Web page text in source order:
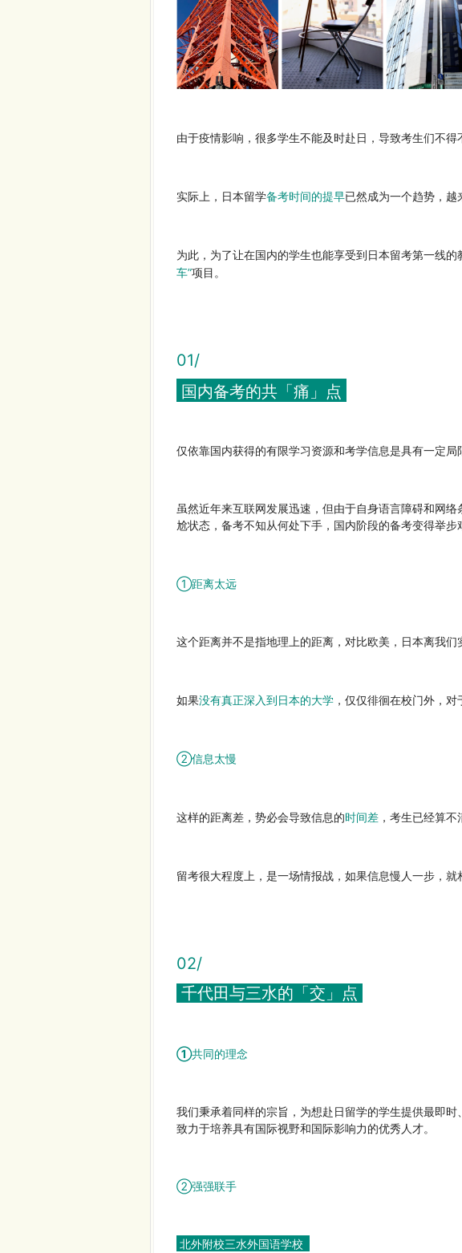
由于疫情影响，很多学生不能及时赴日，导致考生们不得
实际上，日本留学备考时间的提早已然成为一个趋势，越
为此，为了让在国内的学生也能享受到日本留考第一线
车”项目。
01/
国内备考的共「痛」点
仅依靠国内获得的有限学习资源和考学信息是具有一定局
虽然近年来互联网发展迅速，但由于自身语言障碍和网
尬状态，备考不知从何处下手，国内阶段的备考变得举步
①距离太远
这个距离并不是指地理上的距离，对比欧美，日本离我
如果没有真正深入到日本的大学 ，仅仅徘徊在校门外，
②信息太慢
这样的距离差，势必会导致信息的时间差 ，考生已经算
留考很大程度上，是一场情报战，如果信息慢人一步，就
02/
千代田与三水的「交」点
①共同的理念
我们秉承着同样的宗旨，为想赴日留学的学生提供最即
致力于培养具有国际视野和国际影响力的优秀人才。
②强强联手
北外附校三水外国语学校